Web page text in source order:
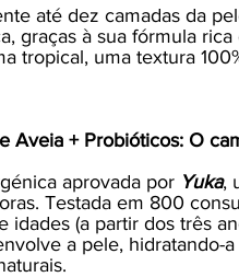
até dez camadas da
graças à sua fórmula rica
tropical, uma textura
Aveia + Probióticos: O
aprovada por Yuka,
Testada em 800
(a partir dos três
a pele, hidratando-a